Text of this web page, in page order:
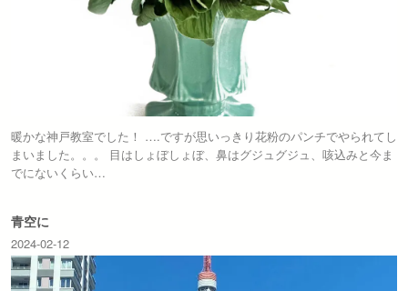
暖かな神戸教室でした！ ….ですが思いっきり花粉のパンチでやられてし
まいました。。。 目はしょぼしょぼ、鼻はグジュグジュ、咳込みと今ま
でにないくらい…
青空に
2024-02-12